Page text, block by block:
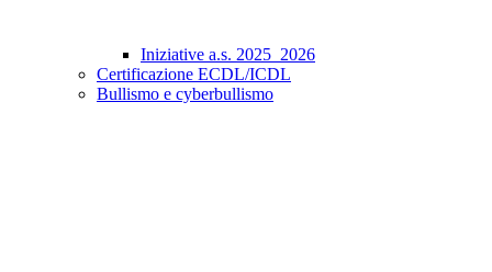
Iniziative a.s. 2025_2026
Certificazione ECDL/ICDL
Bullismo e cyberbullismo